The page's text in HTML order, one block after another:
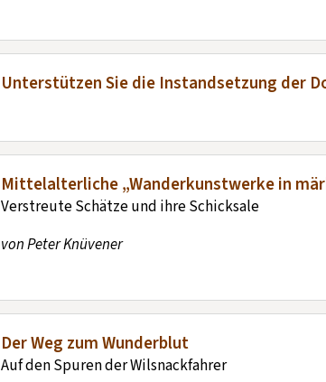
Unterstützen Sie die Instandsetzung der
Mittelalterliche „Wanderkunstwerke in
Verstreute Schätze und ihre Schicksale
von Peter Knüvener
Der Weg zum Wunderblut
Auf den Spuren der Wilsnackfahrer